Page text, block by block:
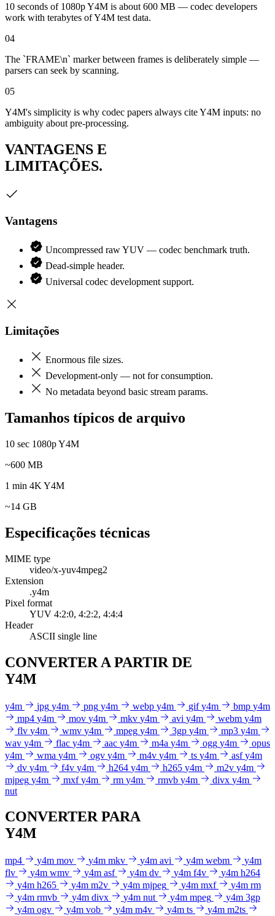
10 seconds of 1080p Y4M is about 600 MB — codec developers
work with terabytes of Y4M test data.
04
The `FRAME\n` marker between frames is deliberately simple —
parsers can seek by scanning.
05
Y4M's simplicity is why codec papers always cite Y4M inputs: no
ambiguity about pre-processing.
VANTAGENS E
LIMITAÇÕES.
Vantagens
Uncompressed raw YUV — codec benchmark truth.
Dead-simple header.
Universal codec development support.
Limitações
Enormous file sizes.
Development-only — not for consumption.
No metadata beyond basic stream params.
Tamanhos típicos de arquivo
10 sec 1080p Y4M
~600 MB
1 min 4K Y4M
~14 GB
Especificações técnicas
MIME type
video/x-yuv4mpeg2
Extension
.y4m
Pixel format
YUV 4:2:0, 4:2:2, 4:4:4
Header
ASCII single line
CONVERTER A PARTIR DE
Y4M
y4m jpg y4m png y4m webp y4m gif y4m bmp y4m
mp4 y4m mov y4m mkv y4m avi y4m webm y4m
flv y4m wmv y4m mpeg y4m 3gp y4m mp3 y4m
wav y4m flac y4m aac y4m m4a y4m ogg y4m
opus
y4m
wma y4m ogv y4m m4v y4m ts y4m asf y4m
dv y4m f4v y4m h264 y4m h265 y4m m2v y4m
mjpeg y4m mxf y4m rm y4m rmvb y4m divx y4m
nut
CONVERTER PARA
Y4M
mp4 y4m mov y4m mkv y4m avi y4m webm
y4m
flv
y4m wmv y4m asf y4m dv y4m f4v y4m h264
y4m h265 y4m m2v y4m mjpeg y4m mxf y4m rm
y4m rmvb y4m divx y4m nut y4m mpeg y4m 3gp
y4m ogv y4m vob y4m m4v y4m ts y4m m2ts